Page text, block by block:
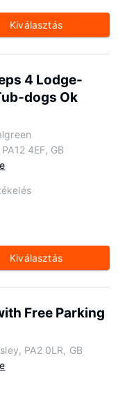
Kiválasztás
4 Lodge-
dogs Ok
4EF, GB
Kiválasztás
Free Parking
PA2 0LR, GB